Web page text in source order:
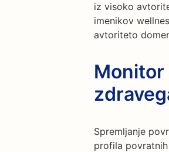
iz visoko
imenikov
avtoriteto
Monitor
Spremljanje
profila